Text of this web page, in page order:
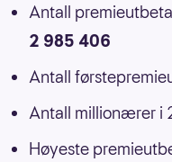
Antall
2 985 406
Antall
Antall millionærer i
Høyeste